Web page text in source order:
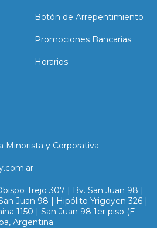
Botón de Arrepentimiento
Promociones Bancarias
Horarios
Minorista y Corporativa
Trejo 307 | Bv. San Juan 98 |
Juan 98 | Hipólito Yrigoyen 326 |
1150 | San Juan 98 1er piso (E-
Argentina